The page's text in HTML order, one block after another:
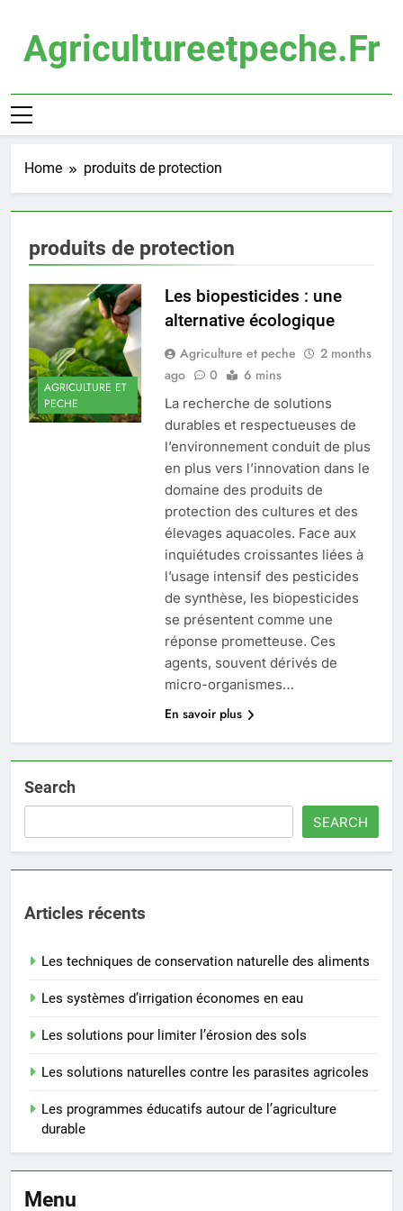
contentAgricultureetpeche.fr
Home produits de protection
produits de protection
AGRICULTURE ET
PECHE
Les biopesticides : une
alternative écologique
Agriculture et peche
2 months
ago
0 6 mins
La recherche de solutions
durables et respectueuses de
l’environnement conduit de plus
en plus vers l’innovation dans le
domaine des produits de
protection des cultures et des
élevages aquacoles. Face aux
inquiétudes croissantes liées à
l’usage intensif des pesticides
de synthèse, les biopesticides
se présentent comme une
réponse prometteuse. Ces
agents, souvent dérivés de
micro-organismes…
En savoir plus
Search
SEARCH
Articles récents
Les techniques de conservation naturelle des aliments
Les systèmes d’irrigation économes en eau
Les solutions pour limiter l’érosion des sols
Les solutions naturelles contre les parasites agricoles
Les programmes éducatifs autour de l’agriculture
durable
Menu